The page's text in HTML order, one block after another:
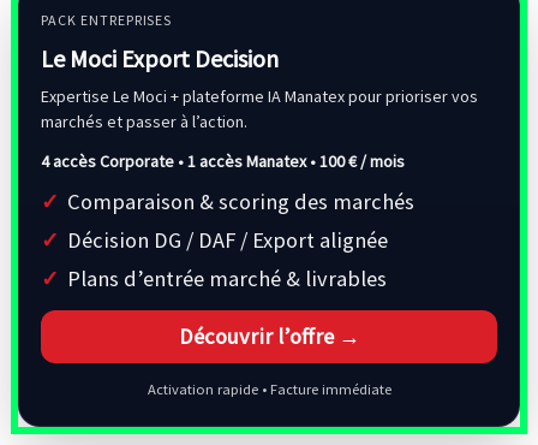
PACK ENTREPRISES
Le Moci Export Decision
Expertise Le Moci + plateforme IA Manatex pour prioriser vos
marchés et passer à l’action.
4 accès Corporate • 1 accès Manatex •100 € / mois
Comparaison & scoring des marchés
Décision DG / DAF / Export alignée
Plans d’entrée marché & livrables
Découvrir l’offre →
Activation rapide • Facture immédiate